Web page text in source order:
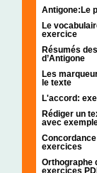
Antigone:Le
Le
exercice
Résumés
d’Antigone
Les
le texte
L'accord:
Rédiger un
avec
exercices
Orthographe
exercices